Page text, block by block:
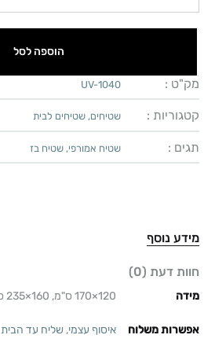
הוספה לסל
מק"ט : UV-1040
קטגוריות : שטיחים, שטיחים לבית
תגים : שטיח אמורפי, שטיח בז
מידע נוסף
חוות דעת (0)
מידה 120×170 ס"מ, 160×235 ס"מ, 200×300 ס"מ
אפשרות משלוח איסוף עצמי, שליח עד הבית